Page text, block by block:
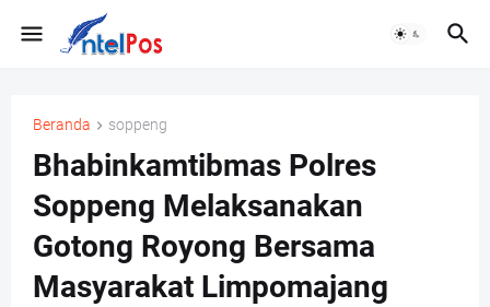
Beranda soppeng
Bhabinkamtibmas Polres
Soppeng Melaksanakan
Gotong Royong Bersama
Masyarakat Limpomajang